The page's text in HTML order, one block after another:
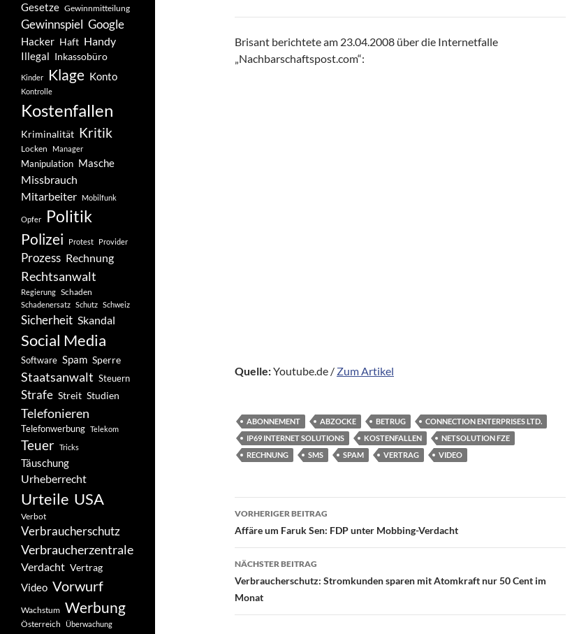
Brisant berichtete am 23.04.2008 über die Internetfalle
„Nachbarschaftspost.com“:
Quelle:Youtube.de / Zum Artikel
ABONNEMENT ABZOCKE BETRUG
CONNECTION ENTERPRISES LTD.
IP69 INTERNET SOLUTIONS
KOSTENFALLEN
NETSOLUTION FZE
RECHNUNG
SMS SPAM VERTRAG VIDEO
Beitragsnavigation
VORHERIGER BEITRAG
Affäre um Faruk Sen: FDP unter Mobbing-Verdacht
NÄCHSTER BEITRAG
Verbraucherschutz: Stromkunden sparen mit Atomkraft nur 50 Cent im
Monat
Gesetze Gewinnmitteilung
Gewinnspiel Google
Hacker Haft Handy
Illegal Inkassobüro
Kinder Klage Konto
Kontrolle
Kostenfallen
Kriminalität Kritik
Locken Manager
Manipulation Masche
Missbrauch
Mitarbeiter
Mobilfunk
Opfer Politik
Polizei Protest Provider
Prozess Rechnung
Rechtsanwalt
Regierung Schaden
Schadenersatz Schutz Schweiz
Sicherheit Skandal
Social Media
Software Spam Sperre
Staatsanwalt Steuern
Strafe Streit Studien
Telefonieren
Telefonwerbung Telekom
Teuer Tricks
Täuschung
Urheberrecht
Urteile USA
Verbot
Verbraucherschutz
Verbraucherzentrale
Verdacht Vertrag
Video Vorwurf
Wachstum Werbung
Österreich Überwachung